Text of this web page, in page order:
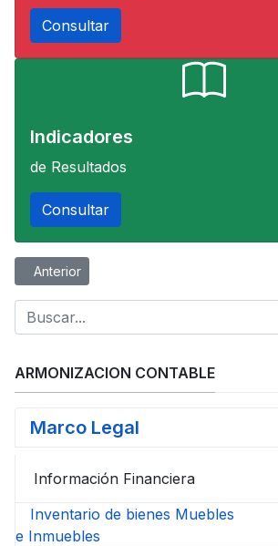
Consultar
Indicadores
de Resultados
Consultar
Artículo anterior: Marco Legal
Anterior
ARMONIZACION CONTABLE
Marco Legal
Información Financiera
Inventario de bienes Muebles
e Inmuebles